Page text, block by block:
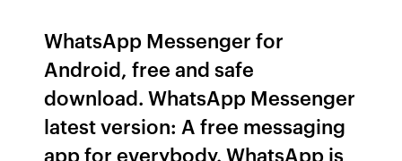
WhatsApp Messenger for
Android, free and safe
download. WhatsApp Messenger
latest version: A free messaging
app for everybody. WhatsApp is